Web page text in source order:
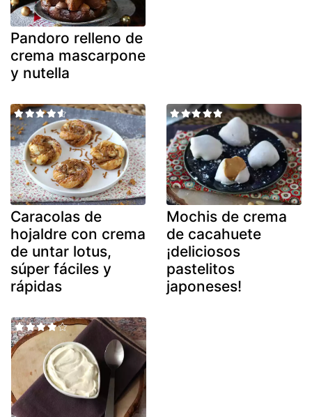
Pandoro relleno de
crema mascarpone
y nutella
Caracolas de
hojaldre con crema
de untar lotus,
súper fáciles y
rápidas
Mochis de crema
de cacahuete
¡deliciosos
pastelitos
japoneses!